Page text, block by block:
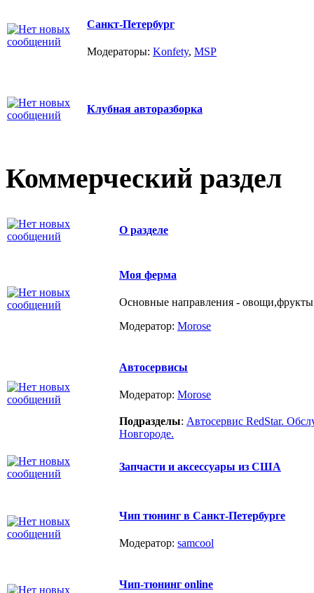
Санкт-Петербург
Модераторы: Konfety, MSP
Клубная авторазборка
Коммерческий раздел
О разделе
Моя ферма
Основные направления - овощи,фрукты
Модератор: Morose
Автосервисы
Модератор: Morose
Подразделы: Автосервис RedStar.
Новгороде.
Запчасти и аксессуары из США
Чип тюнинг в Санкт-Петербурге
Модератор: samcool
Чип-тюнинг online